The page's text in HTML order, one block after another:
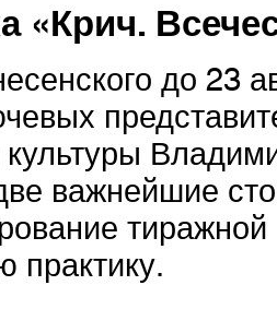
«Крич.
до 23
культуры
важнейшие
практику.